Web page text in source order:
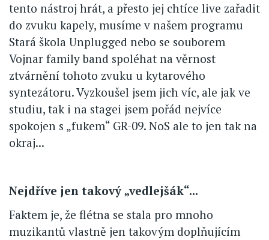
tento nástroj hrát, a přesto jej chtíce live zařadit
do zvuku kapely, musíme v našem programu
Stará škola Unplugged nebo se souborem
Vojnar family band spoléhat na věrnost
ztvárnění tohoto zvuku u kytarového
syntezátoru. Vyzkoušel jsem jich víc, ale jak ve
studiu, tak i na stagei jsem pořád nejvíce
spokojen s „fukem“ GR-09. NoS ale to jen tak na
okraj...
Nejdříve jen takový „vedlejšák“...
Faktem je, že flétna se stala pro mnoho
muzikantů vlastně jen takovým doplňujícím